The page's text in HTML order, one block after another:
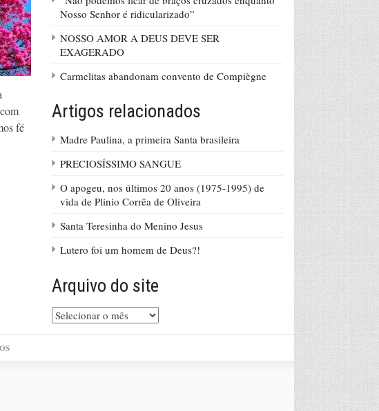
fé
Nosso Senhor é ridicularizado”
NOSSO AMOR A DEUS DEVE SER
EXAGERADO
Carmelitas abandonam convento de Compiègne
Artigos relacionados
Madre Paulina, a primeira Santa brasileira
PRECIOSÍSSIMO SANGUE
O apogeu, nos últimos 20 anos (1975-1995) de
vida de Plinio Corrêa de Oliveira
Santa Teresinha do Menino Jesus
Lutero foi um homem de Deus?!
Arquivo do site
Arquivo
do